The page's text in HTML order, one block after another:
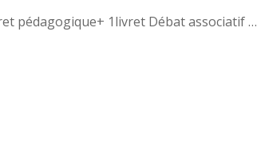
pédagogique+ 1livret Débat associatif …